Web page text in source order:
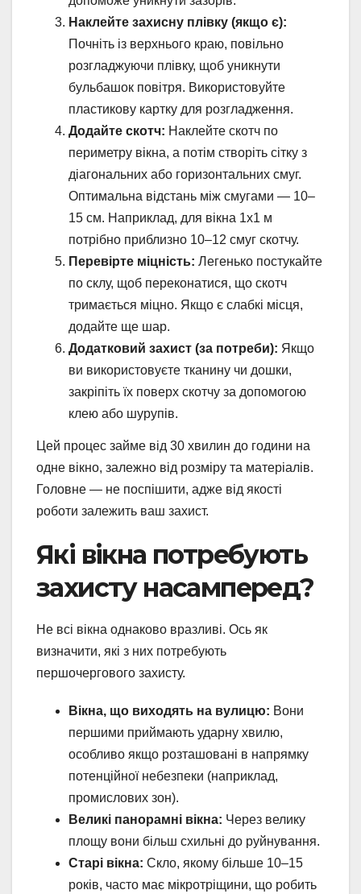
Наклейте захисну плівку (якщо є):
Почніть із верхнього краю, повільно
розгладжуючи плівку, щоб уникнути
бульбашок повітря. Використовуйте
пластикову картку для розгладження.
Додайте скотч: Наклейте скотч по
периметру вікна, а потім створіть сітку з
діагональних або горизонтальних смуг.
Оптимальна відстань між смугами — 10–
15 см. Наприклад, для вікна 1х1 м
потрібно приблизно 10–12 смуг скотчу.
Перевірте міцність: Легенько постукайте
по склу, щоб переконатися, що скотч
тримається міцно. Якщо є слабкі місця,
додайте ще шар.
Додатковий захист (за потреби): Якщо
ви використовуєте тканину чи дошки,
закріпіть їх поверх скотчу за допомогою
клею або шурупів.
Цей процес займе від 30 хвилин до години на
одне вікно, залежно від розміру та матеріалів.
Головне — не поспішити, адже від якості
роботи залежить ваш захист.
Які вікна потребують
захисту насамперед?
Не всі вікна однаково вразливі. Ось як
визначити, які з них потребують
першочергового захисту.
Вікна, що виходять на вулицю: Вони
першими приймають ударну хвилю,
особливо якщо розташовані в напрямку
потенційної небезпеки (наприклад,
промислових зон).
Великі панорамні вікна: Через велику
площу вони більш схильні до руйнування.
Старі вікна: Скло, якому більше 10–15
років, часто має мікротріщини, що робить